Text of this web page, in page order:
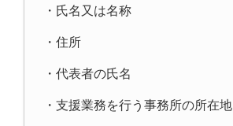
・氏名又は名称
・住所
・代表者の氏名
・支援業務を行う事務所の所在地